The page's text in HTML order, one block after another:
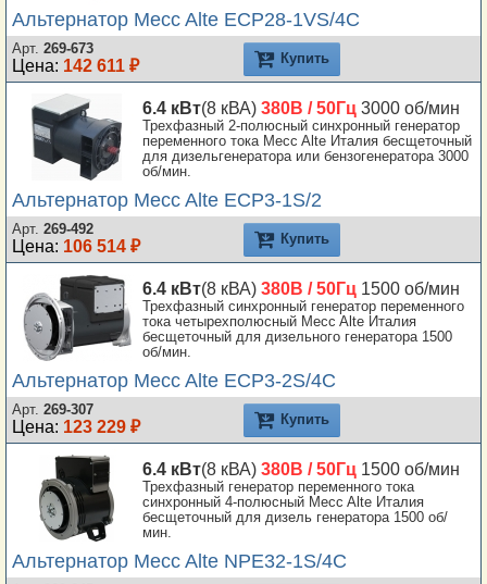
Альтернатор Mecc Alte ECP28-1VS/4C
Арт. 269-673
Цена: 142 611 ₽ Купить
6.4 кВт(8 кВА) 380В / 50Гц 3000 об/мин
Трехфазный 2-полюсный синхронный генератор
переменного тока Mecc Alte Италия бесщеточный
для дизельгенератора или бензогенератора 3000
об/мин.
Альтернатор Mecc Alte ECP3-1S/2
Арт. 269-492
Цена: 106 514 ₽ Купить
6.4 кВт(8 кВА) 380В / 50Гц 1500 об/мин
Трехфазный синхронный генератор переменного
тока четырехполюсный Mecc Alte Италия
бесщеточный для дизельного генератора 1500
об/мин.
Альтернатор Mecc Alte ECP3-2S/4C
Арт. 269-307
Цена: 123 229 ₽ Купить
6.4 кВт(8 кВА) 380В / 50Гц 1500 об/мин
Трехфазный генератор переменного тока
синхронный 4-полюсный Mecc Alte Италия
бесщеточный для дизель генератора 1500 об/
мин.
Альтернатор Mecc Alte NPE32-1S/4C